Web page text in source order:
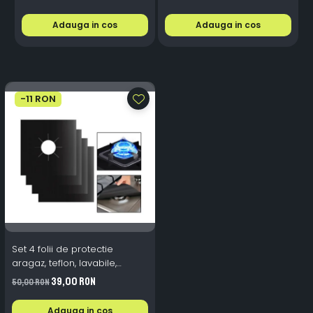
Adauga in cos Adauga in cos
-11 RON
Set 4 folii de protectie
aragaz, teflon, lavabile,
reutilizabile, Negru/Gri
50,00 RON39,00 RON